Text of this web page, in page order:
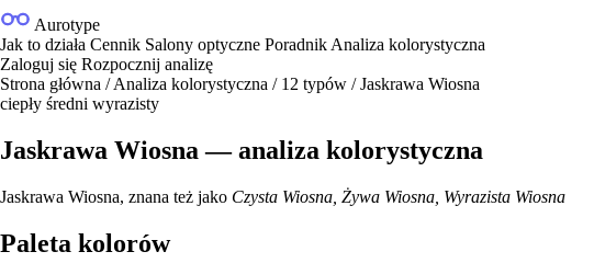
Aurotype
Jak to działa Cennik Salony optyczne Poradnik Analiza kolorystyczna
Zaloguj się Rozpocznij analizę
Strona główna / Analiza kolorystyczna / 12 typów / Jaskrawa Wiosna
ciepły średni wyrazisty
Jaskrawa Wiosna — analiza kolorystyczna
Jaskrawa Wiosna, znana też jako Czysta Wiosna, Żywa Wiosna, Wyrazista Wiosna
Paleta kolorów